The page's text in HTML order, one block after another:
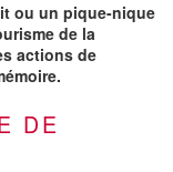
ou un pique-nique
de la
actions de
DE